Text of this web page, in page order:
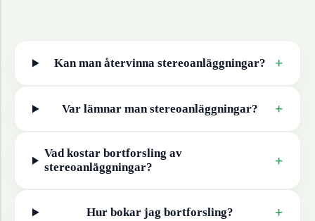
Kan man återvinna stereoanläggningar? +
Var lämnar man stereoanläggningar? +
Vad kostar bortforsling av
stereoanläggningar? +
Hur bokar jag bortforsling? +